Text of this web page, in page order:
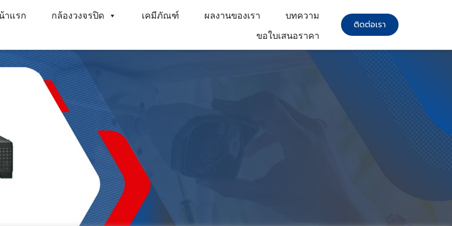
าแรก กล้องวงจรปิด เคมีภัณฑ์ ผลงานของเรา
บทความ
ขอใบเสนอราคา
ติดต่อเรา